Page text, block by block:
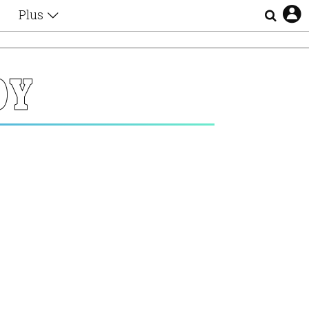
Plus
Αφιερώματα
Ζώδια